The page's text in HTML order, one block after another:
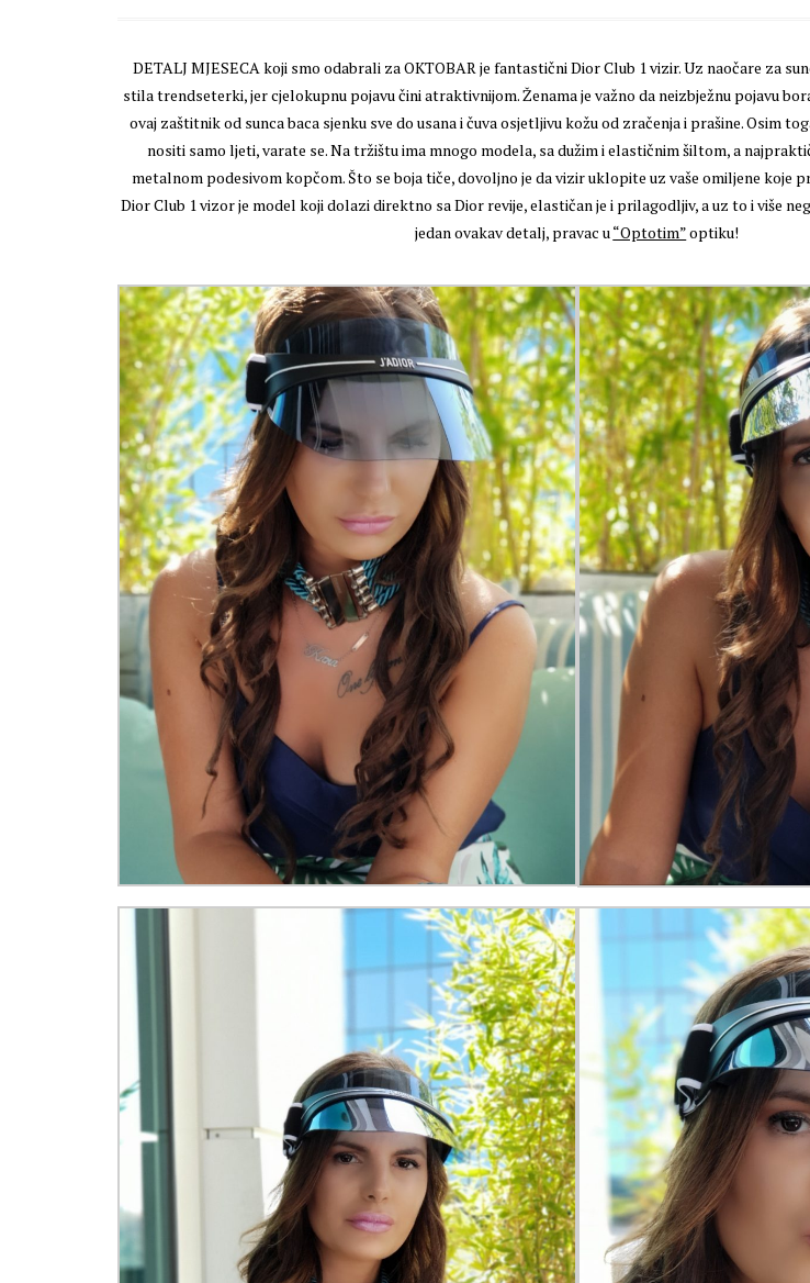
DETALJ MJESECA koji smo odabrali za OKTOBAR je fantastični Dior Club 1 vizir. Uz naočare za
stila trendseterki, jer cjelokupnu pojavu čini atraktivnijom. Ženama je važno da neizbježnu pojavu
ovaj zaštitnik od sunca baca sjenku sve do usana i čuva osjetljivu kožu od zračenja i prašine. Osim
nositi samo ljeti, varate se. Na tržištu ima mnogo modela, sa dužim i elastičnim šiltom, a
metalnom podesivom kopčom. Što se boja tiče, dovoljno je da vizir uklopite uz vaše omiljene koje
Dior Club 1 vizor je model koji dolazi direktno sa Dior revije, elastičan je i prilagodljiv, a uz to i više
jedan ovakav detalj, pravac u“Optotim”optiku!